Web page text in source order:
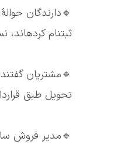
ثبتنام
تحویل طبق